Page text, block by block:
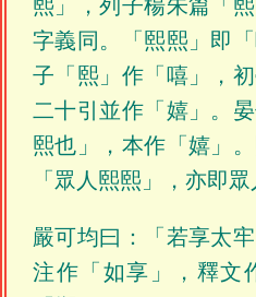
熙」，列子楊朱篇「
字義同。「熙熙」即
子「熙」作「嘻」，
二十引並作「嬉」。
熙也」，本作「嬉」
「眾人熙熙」，亦即眾
嚴可均曰：「若享太
注作「如享」，釋文